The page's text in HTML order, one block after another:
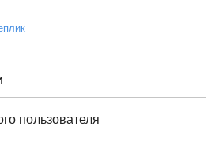
пользователя